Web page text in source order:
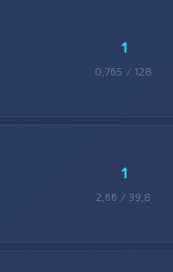
1
0,765 / 128
1
2,66 / 39,8